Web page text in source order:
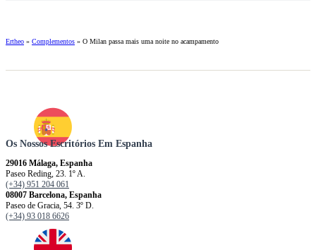
Ertheo » Complementos » O Milan passa mais uma noite no acampamento
Os Nossos Escritórios Em Espanha
29016 Málaga, Espanha
Paseo Reding, 23. 1º A.
(+34) 951 204 061
08007 Barcelona, ​​​​​Espanha
Paseo de Gracia, 54. 3º D.
(+34) 93 018 6626